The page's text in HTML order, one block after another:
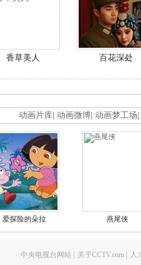
香草美人 百花深处
动画片库 动画微博 动画梦工场
爱探险的朵拉 燕尾侠
中央电视台网站 关于CCTV.com 人